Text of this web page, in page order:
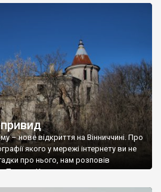
– нове відкриття на Вінниччині. Про
якого у мережі інтернету ви не
про нього, нам розповів
Палац у Красному вразив не лише